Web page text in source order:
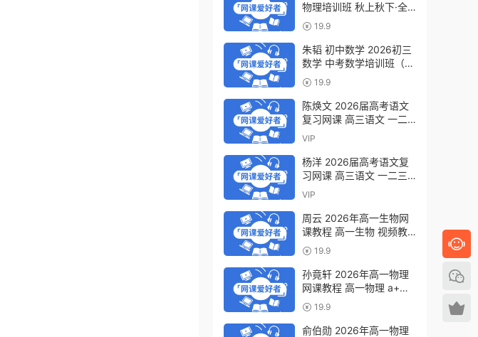
物理培训班 秋上秋下·全
国版·S 百度网盘下载
19.9
朱韬 初中数学 2026初三
数学 中考数学培训班（秋
上秋下·全国版·S）百度网
盘下载
19.9
陈焕文 2026届高考语文
复习网课 高三语文 一二
三轮视频课程全年班 百度
VIP
杨洋 2026届高考语文复
习网课 高三语文 一二三
轮视频教程全年班 百度网
VIP
周云 2026年高一生物网
课教程 高一生物 视频教
程下学期寒春班 百度网盘
下载
19.9
孙竟轩 2026年高一物理
网课教程 高一物理 a+视
频教程下学期寒春班 百度
网盘下载
19.9
俞伯勋 2026年高一物理